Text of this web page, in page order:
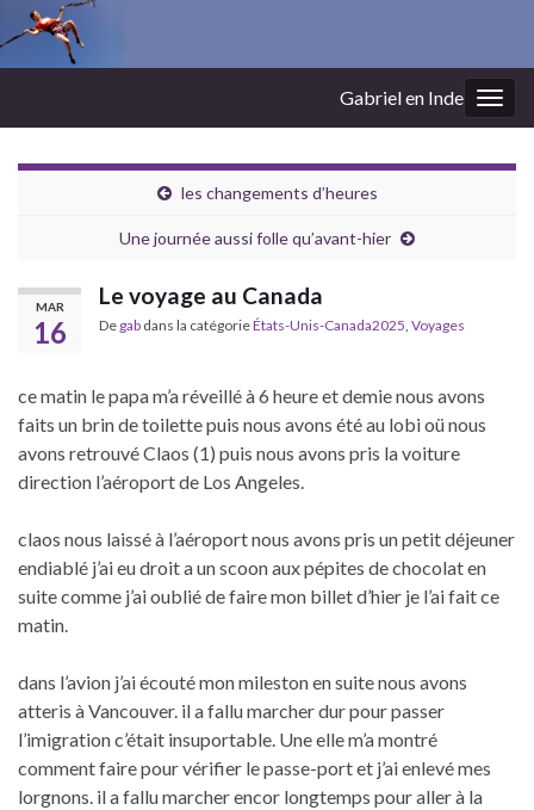
Gabriel en Inde
les changements d’heures
Une journée aussi folle qu’avant-hier
MAR
16
Le voyage au Canada
De gab dans la catégorieÉtats-Unis-Canada2025, Voyages
ce matin le papa m’a réveillé à 6 heure et demie nous avons
faits un brin de toilette puis nous avons été au lobi oü nous
avons retrouvé Claos (1) puis nous avons pris la voiture
direction l’aéroport de Los Angeles.
claos nous laissé à l’aéroport nous avons pris un petit déjeuner
endiablé j’ai eu droit a un scoon aux pépites de chocolat en
suite comme j’ai oublié de faire mon billet d’hier je l’ai fait ce
matin.
dans l’avion j’ai écouté mon mileston en suite nous avons
atteris à Vancouver. il a fallu marcher dur pour passer
l’imigration c’était insuportable. Une elle m’a montré
comment faire pour vérifier le passe-port et j’ai enlevé mes
lorgnons. il a fallu marcher encor longtemps pour aller à la